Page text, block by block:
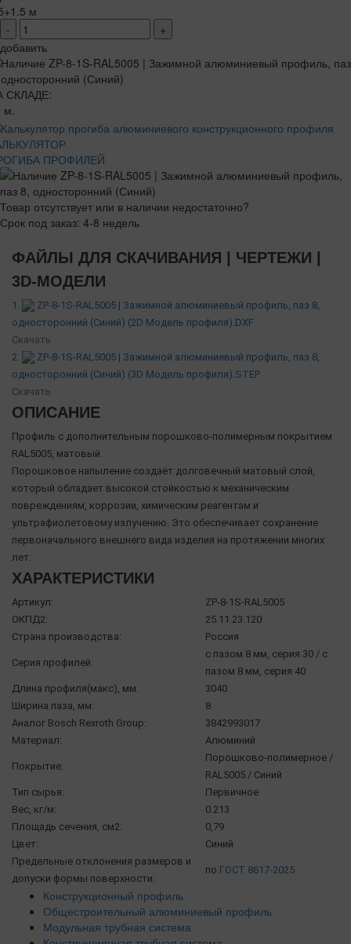
м
-
+
добавить
СКЛАДЕ:
м.
ПРОФИЛЕЙ
Товар отсутствует или в наличии недостаточно?
Срок под заказ: 4-8 недель
ФАЙЛЫ ДЛЯ СКАЧИВАНИЯ | ЧЕРТЕЖИ |
3D-МОДЕЛИ
1.
ZP-8-1S-RAL5005 | Зажимной алюминиевый профиль, паз 8,
односторонний (Синий) (2D Модель профиля).DXF
Скачать
2.
ZP-8-1S-RAL5005 | Зажимной алюминиевый профиль, паз 8,
односторонний (Синий) (3D Модель профиля).STEP
Скачать
ОПИСАНИЕ
Профиль с дополнительным порошково-полимерным покрытием
RAL5005, матовый.
Порошковое напыление создаёт долговечный матовый слой,
который обладает высокой стойкостью к механическим
повреждениям, коррозии, химическим реагентам и
ультрафиолетовому излучению. Это обеспечивает сохранение
первоначального внешнего вида изделия на протяжении многих
лет.
ХАРАКТЕРИСТИКИ
Артикул:
ZP-8-1S-RAL5005
ОКПД2:
25.11.23.120
Страна производства:
Россия
Серия профилей:
с пазом 8 мм, серия 30 / с
пазом 8 мм, серия 40
Длина профиля(макс), мм:
3040
Ширина паза, мм:
8
Аналог Bosch Rexroth Group:
3842993017
Материал:
Алюминий
Покрытие:
Порошково-полимерное /
RAL5005 / Синий
Тип сырья:
Первичное
Вес, кг/м:
0.213
Площадь сечения, см2:
0,79
Цвет:
Синий
Предельные отклонения размеров и
допуски формы поверхности:
по ГОСТ 8617-2025
Конструкционный профиль
Общестроительный алюминиевый профиль
Модульная трубная система